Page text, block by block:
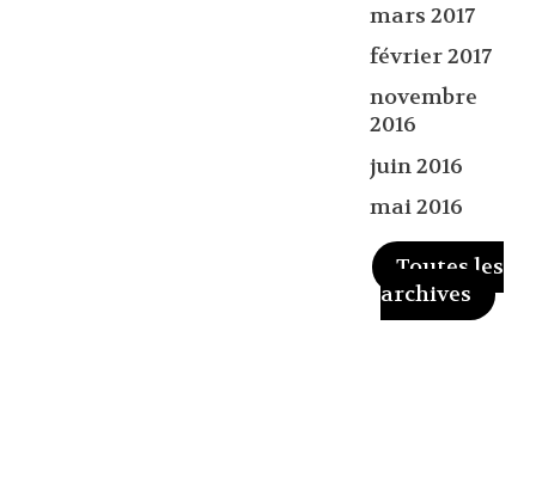
mars 2017
février 2017
novembre
2016
juin 2016
mai 2016
Toutes les
archives